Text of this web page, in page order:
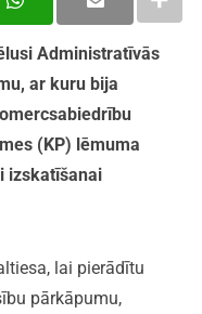
Administratīvās
ar kuru bija
(KP) lēmuma
izskatīšanai
lai pierādītu
pārkāpumu,